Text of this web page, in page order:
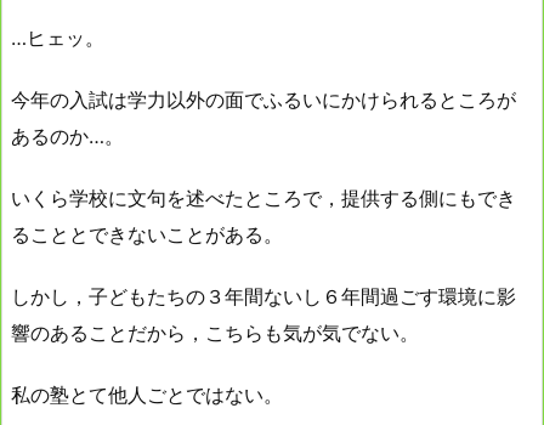
…ヒェッ。
今年の入試は学力以外の面でふるいにかけられるところが
あるのか…。
いくら学校に文句を述べたところで，提供する側にもでき
ることとできないことがある。
しかし，子どもたちの３年間ないし６年間過ごす環境に影
響のあることだから，こちらも気が気でない。
私の塾とて他人ごとではない。